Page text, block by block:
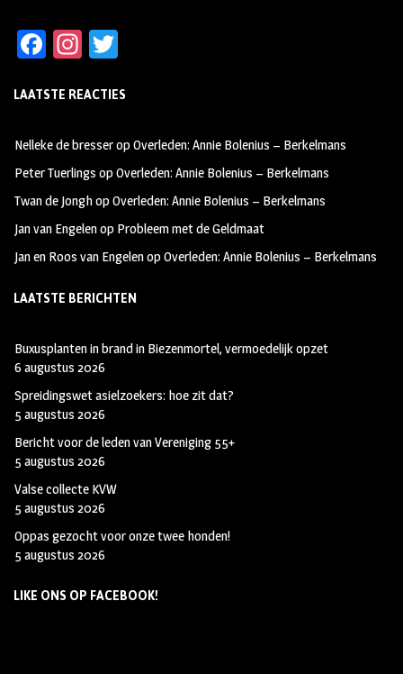
Fa
b
oo
k
In
ag
m
tt
LAATSTE REACTIES
Nelleke de bresseropOverleden: Annie Bolenius – Berkelmans
Peter Tuerlings opOverleden: Annie Bolenius – Berkelmans
Twan de JonghopOverleden: Annie Bolenius – Berkelmans
Jan van Engelenop Probleem met de Geldmaat
Jan en Roos van EngelenopOverleden: Annie Bolenius – Berkelmans
LAATSTE BERICHTEN
Buxusplanten in brand in Biezenmortel, vermoedelijk opzet
6 augustus 2026
Spreidingswet asielzoekers: hoe zit dat?
5 augustus 2026
Bericht voor de leden van Vereniging 55+
5 augustus 2026
Valse collecte KVW
5 augustus 2026
Oppas gezocht voor onze twee honden!
5 augustus 2026
LIKE ONS OP FACEBOOK!